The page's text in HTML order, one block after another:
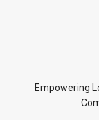
Empowering